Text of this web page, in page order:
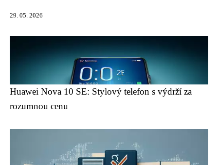
29. 05. 2026
Huawei Nova 10 SE: Stylový telefon s výdrží za
rozumnou cenu